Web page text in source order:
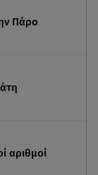
Πάρο
αριθμοί